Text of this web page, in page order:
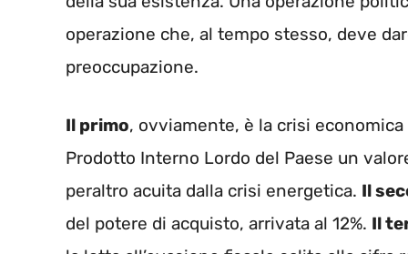
operazione che, al tempo stesso, deve
preoccupazione.
Il primo, ovviamente, è la crisi
Prodotto Interno Lordo del Paese un
peraltro acuita dalla crisi energetica. Il
del potere di acquisto, arrivata al 12%. Il